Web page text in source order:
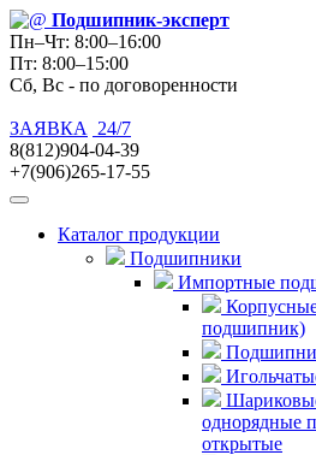
Подшипник-эксперт
Пн–Чт: 8:00–16:00
Пт: 8:00–15:00
Сб, Вс - по договоренности
ЗАЯВКА
24/7
8(812)904-04-39
+7(906)265-17-55
Каталог продукции
Подшипники
Импортные
подшипник)
однорядные
открытые